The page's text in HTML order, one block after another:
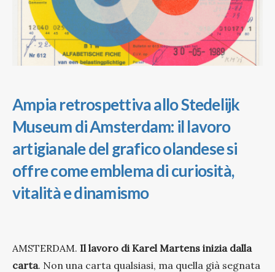
Ampia retrospettiva allo Stedelijk
Museum di Amsterdam: il lavoro
artigianale del grafico olandese si
offre come emblema di curiosità,
vitalità e dinamismo
AMSTERDAM. Il lavoro di Karel Martens inizia dalla
carta. Non una carta qualsiasi, ma quella già segnata